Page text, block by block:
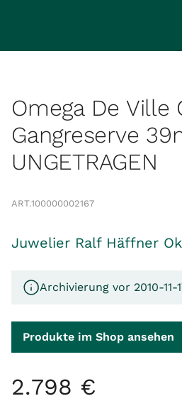
Omega De Ville
Gangreserve
UNGETRAGEN
ART.100000002167
Juwelier Ralf Häffner
Archivierung vor 2010-11-
Produkte im Shop ansehen
2.798 €